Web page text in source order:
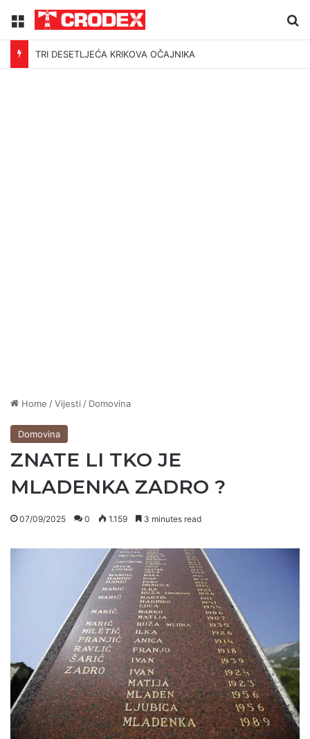
Menu
TRI DESETLJEĆA KRIKOVA OČAJNIKA
Home /Vijesti / Domovina
Domovina
ZNATE LI TKO JE
MLADENKA ZADRO ?
07/09/2025 0 1.159 3 minutes read